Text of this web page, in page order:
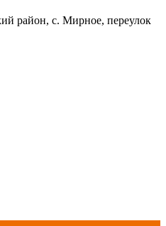
район, с. Мирное, переулок